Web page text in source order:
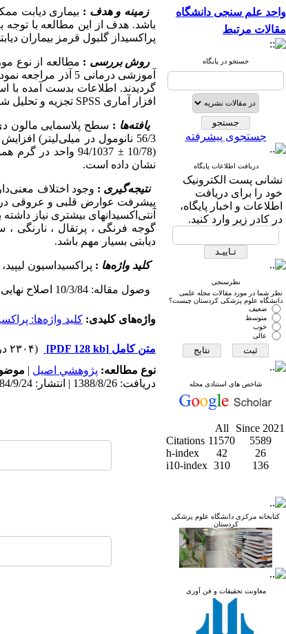
واحد علم سنجی دانشگاه
مقالات مرتبط
جستجو در پایگاه
جستجوی پیشرفته
دریافت اطلاعات پایگاه
نشانی پست الکترونیک
خود را برای دریافت
اطلاعات و اخبار پایگاه،
در کادر زیر وارد کنید.
نظرسنجی
نظر شما در مورد مقالات مجله علمی
دانشگاه علوم پزشکی کردستان چیست؟
ضعیف
متوسط
خوب
عالی
شاخص های استنادی مجله
All
Since 2021
Citations 11570
5589
h-index
42
26
i10-index 310 136
کتابخانه مرکزی دانشگاه علوم پزشکی
کردستان
معاونت تحقیقات و فن آوری
زمینه و هدف : بیماری دیابت
باشد. هدف از این مطالعه با توجه
پراکسیداز گلبول قرمز بیماران دیابتی تیپ 2 شهر گرگان و مقایسه آن با
روش بررسی :
افزار آماری SPSS تجزیه و تحلیل شد.
یافته‌ها :
نشان داده است.
نتیجه‌گیری : وجود اختلاف
پیشرفت عوارض قلبی و عروقی در
گوجه فرنگی ، پرتقال ، نارنگی
دیابتی بسیار مهم باشد.
کلید واژه‌ها : پراکسیداسیون
وصول مقاله: 10/3/84 اصلاح نهایی: 3/11/84 پذیرش مقاله: 10/11/84
واژه‌های کلیدی: کلید واژه‌ها:
متن کامل [PDF 128 kb]
(۲۳۰۴ دریافت)
نوع مطالعه: پژوهشي اصیل |
دریافت: 1388/8/26 | انتشار: 1384/9/24